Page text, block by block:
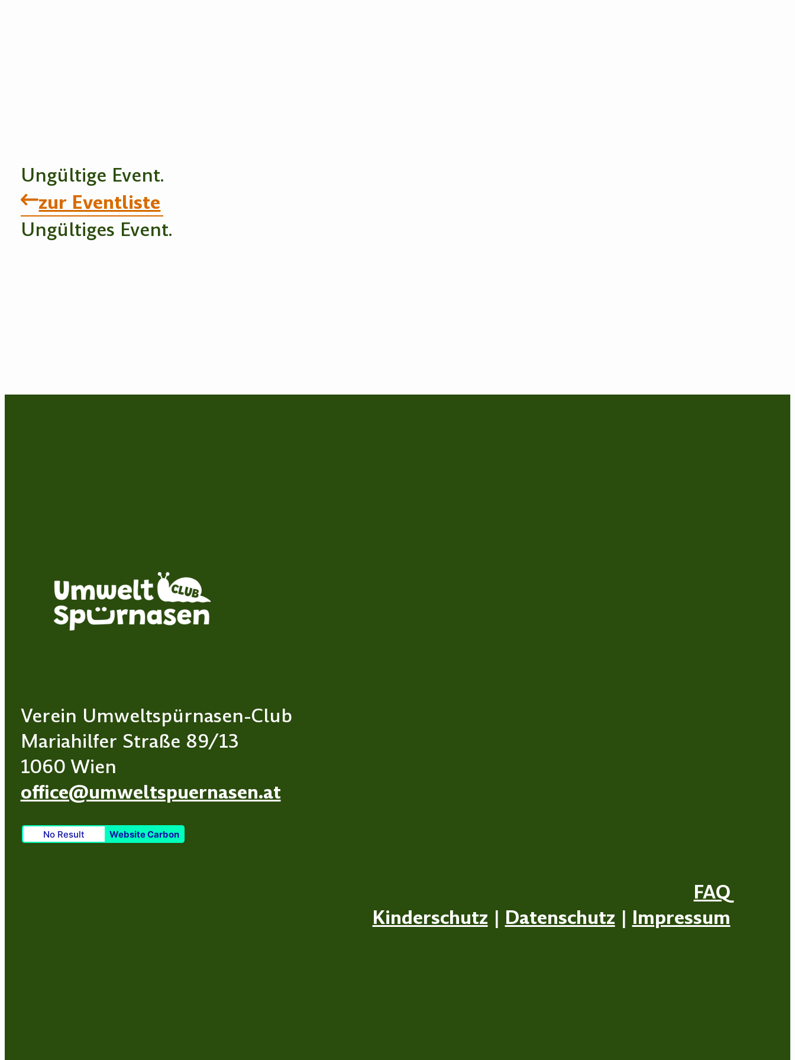
Ungültige Event.
zur Eventliste
Ungültiges Event.
Verein Umweltspürnasen-Club
Mariahilfer Straße 89/13
1060 Wien
office@umweltspuernasen.at
No Result Website Carbon
FAQ
Kinderschutz | Datenschutz | Impressum